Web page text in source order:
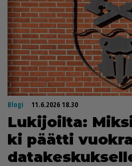
Blogi 11.6.2026 18.30
Lu­ki­joil­ta:
ki päät­ti